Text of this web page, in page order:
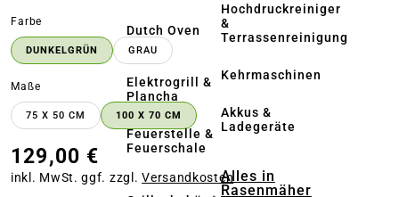
Dutch Oven
Elektrogrill &
Plancha
Feuerstelle &
Feuerschale
Hochdruckreiniger
&
Terrassenreinigung
Kehrmaschinen
Akkus &
Ladegeräte
Alles in
Rasenmäher
Farbe
DUNKELGRÜN GRAU
Maßeauswählen
75 X 50 CM 100 X 70 CM
129,00 €
inkl. MwSt. ggf. zzgl.Versandkosten